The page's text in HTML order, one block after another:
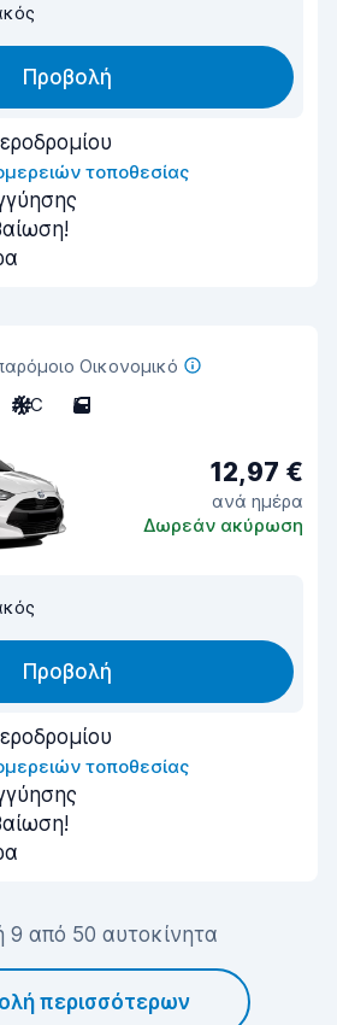
Προβολή
τοποθεσίας
Οικονομικό
A/C 5
12,97 €
ανά ημέρα
Δωρεάν ακύρωση
Προβολή
τοποθεσίας
9 από 50 αυτοκίνητα
περισσότερων